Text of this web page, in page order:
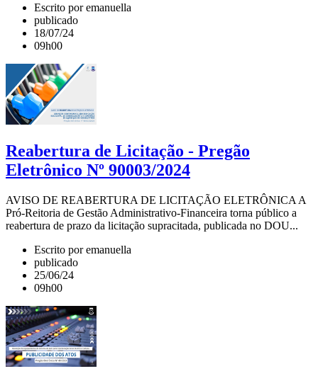
Escrito por emanuella
publicado
18/07/24
09h00
Reabertura de Licitação - Pregão
Eletrônico Nº 90003/2024
AVISO DE REABERTURA DE LICITAÇÃO ELETRÔNICA A
Pró-Reitoria de Gestão Administrativo-Financeira torna público a
reabertura de prazo da licitação supracitada, publicada no DOU...
Escrito por emanuella
publicado
25/06/24
09h00